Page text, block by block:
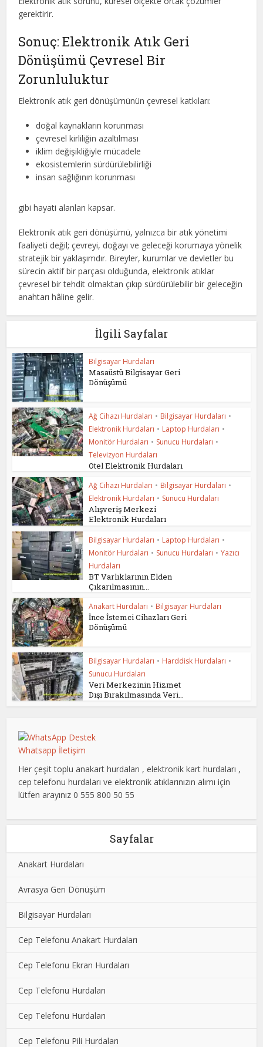
gerektirir.
Sonuç: Elektronik Atık Geri
Dönüşümü Çevresel Bir
Zorunluluktur
Elektronik atık geri dönüşümünün çevresel katkıları:
doğal kaynakların korunması
çevresel kirliliğin azaltılması
iklim değişikliğiyle mücadele
ekosistemlerin sürdürülebilirliği
insan sağlığının korunması
gibi hayati alanları kapsar.
Elektronik atık geri dönüşümü, yalnızca bir atık yönetimi
faaliyeti değil; çevreyi, doğayı ve geleceği korumaya yönelik
stratejik bir yaklaşımdır. Bireyler, kurumlar ve devletler bu
sürecin aktif bir parçası olduğunda, elektronik atıklar
çevresel bir tehdit olmaktan çıkıp sürdürülebilir bir geleceğin
anahtarı hâline gelir.
İlgili Sayfalar
Bilgisayar Hurdaları
Masaüstü Bilgisayar Geri
Dönüşümü
Ağ Cihazı Hurdaları • Bilgisayar Hurdaları •
Elektronik Hurdaları • Laptop Hurdaları •
Monitör Hurdaları • Sunucu Hurdaları •
Televizyon Hurdaları
Otel Elektronik Hurdaları
Ağ Cihazı Hurdaları • Bilgisayar Hurdaları •
Elektronik Hurdaları • Sunucu Hurdaları
Alışveriş Merkezi
Elektronik Hurdaları
Bilgisayar Hurdaları • Laptop Hurdaları •
Monitör Hurdaları • Sunucu Hurdaları • Yazıcı
Hurdaları
BT Varlıklarının Elden
Çıkarılmasının...
Anakart Hurdaları • Bilgisayar Hurdaları
İnce İstemci Cihazları Geri
Dönüşümü
Bilgisayar Hurdaları • Harddisk Hurdaları •
Sunucu Hurdaları
Veri Merkezinin Hizmet
Dışı Bırakılmasında Veri...
Whatsapp İletişim
Her çeşit toplu anakart hurdaları , elektronik kart hurdaları ,
cep telefonu hurdaları ve elektronik atıklarınızın alımı için
lütfen arayınız 0 555 800 50 55
Sayfalar
Anakart Hurdaları
Avrasya Geri Dönüşüm
Bilgisayar Hurdaları
Cep Telefonu Anakart Hurdaları
Cep Telefonu Ekran Hurdaları
Cep Telefonu Hurdaları
Cep Telefonu Hurdaları
Cep Telefonu Pili Hurdaları